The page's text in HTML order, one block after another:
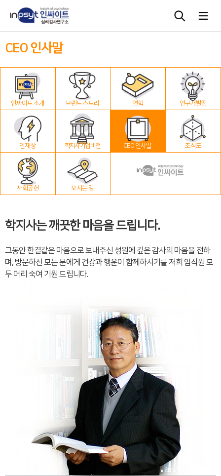
심리검사
상담도구
교육 워크숍
단체검사
CEO 인사말
인싸이트 소개 브랜드 스토리 연혁 연구개발진
인재상 학지사 기업 비전 CEO 인사말 조직도
사회공헌 오시는 길
학지사는 깨끗한 마음을 드립니다.
그동안 한결같은 마음으로 보내주신 성원에 깊은 감사의 마음을 전하
며, 방문하신 모든 분에게 건강과 행운이 함께하시기를 저희 임직원 모
두 머리 숙여 기원 드립니다.